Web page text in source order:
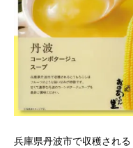
兵庫県丹波市で収穫され